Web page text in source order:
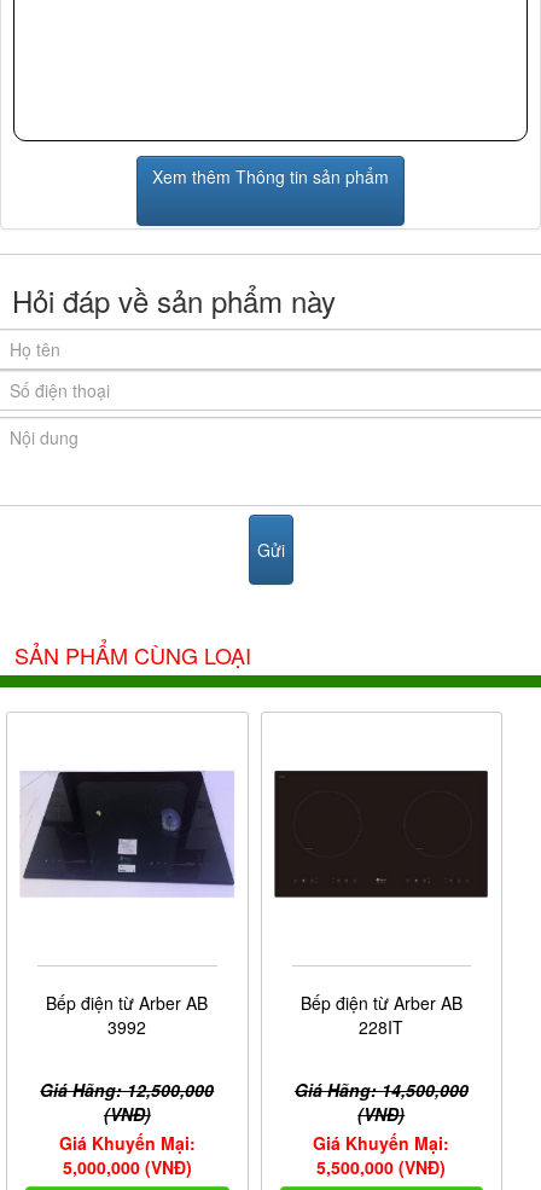
Xem thêm Thông tin sản phẩm
Hỏi đáp về sản phẩm này
SẢN PHẨM CÙNG LOẠI
Bếp điện từ Arber AB
3992
Giá Hãng: 12,500,000
(VNĐ)
Giá Khuyến Mại:
5,000,000 (VNĐ)
Bếp điện từ Arber AB
228IT
Giá Hãng: 14,500,000
(VNĐ)
Giá Khuyến Mại:
5,500,000 (VNĐ)